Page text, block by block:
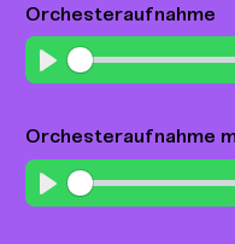
Orchesteraufnahme
Play
Orchesteraufnahme
Play